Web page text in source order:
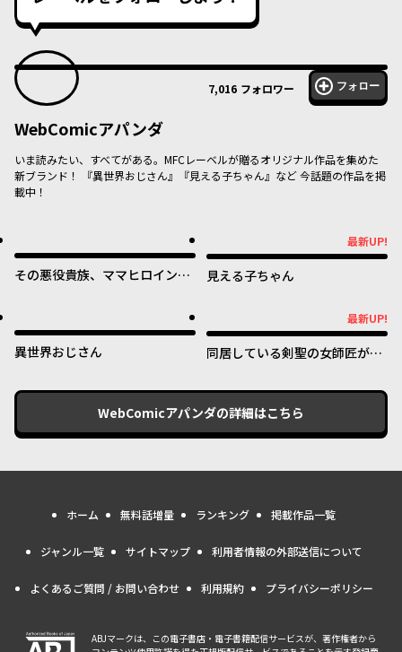
7,016 フォロワー フォロー
WebComicアパンダ
いま読みたい、すべてがある。MFCレーベルが贈るオリジナル作品を集めた
新ブランド！ 『異世界おじさん』『見える子ちゃん』など 今話題の作品を掲
載中！
その悪役貴族、ママヒロインが
くる～
最新UP!
見える子ちゃん
異世界おじさん
最新UP!
同居している剣聖の女師匠が可
WebComicアパンダの詳細はこちら
ホーム 無料話増量 ランキング 掲載作品一覧
ジャンル一覧 サイトマップ 利用者情報の外部送信について
よくあるご質問 / お問い合わせ 利用規約 プライバシーポリシー
ABJマークは、この電子書店・電子書籍配信サービスが、著作権者から